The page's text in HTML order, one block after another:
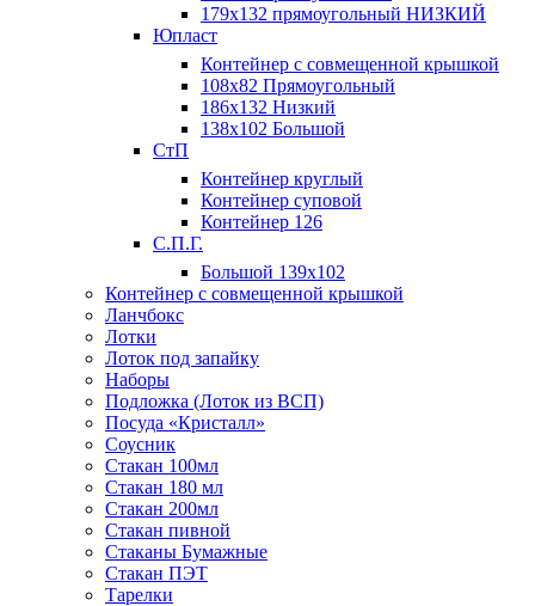
179х132 прямоугольный НИЗКИЙ
Юпласт
Контейнер с совмещенной крышкой
108х82 Прямоугольный
186х132 Низкий
138х102 Большой
СтП
Контейнер круглый
Контейнер суповой
Контейнер 126
С.П.Г.
Большой 139х102
Контейнер с совмещенной крышкой
Ланчбокс
Лотки
Лоток под запайку
Наборы
Подложка (Лоток из ВСП)
Посуда «Кристалл»
Соусник
Стакан 100мл
Стакан 180 мл
Стакан 200мл
Стакан пивной
Стаканы Бумажные
Стакан ПЭТ
Тарелки